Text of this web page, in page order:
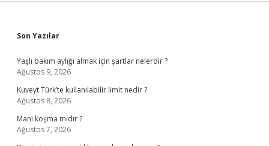
Sidebar
Son Yazılar
Yaşlı bakım aylığı almak için şartlar nelerdir ?
Ağustos 9, 2026
Kuveyt Türk’te kullanılabilir limit nedir ?
Ağustos 8, 2026
Mani koşma mıdır ?
Ağustos 7, 2026